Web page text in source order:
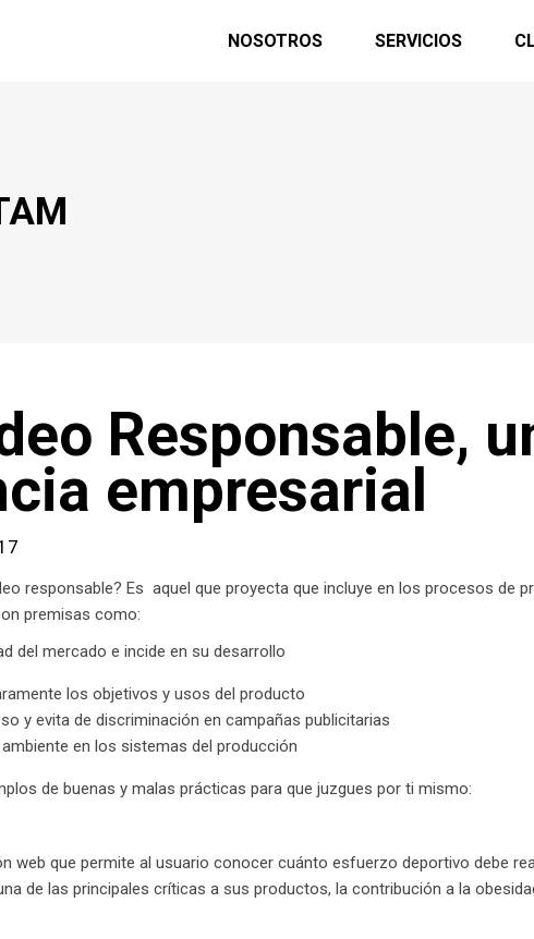
NOSOTROS SERVICIOS
Responsable,
empresarial
responsable? Es aquel que proyecta que incluye en los procesos de
premisas como:
del mercado e incide en su desarrollo
los objetivos y usos del producto
y evita de discriminación en campañas publicitarias
en los sistemas del producción
de buenas y malas prácticas para que juzgues por ti mismo:
web que permite al usuario conocer cuánto esfuerzo deportivo debe
de las principales críticas a sus productos, la contribución a la